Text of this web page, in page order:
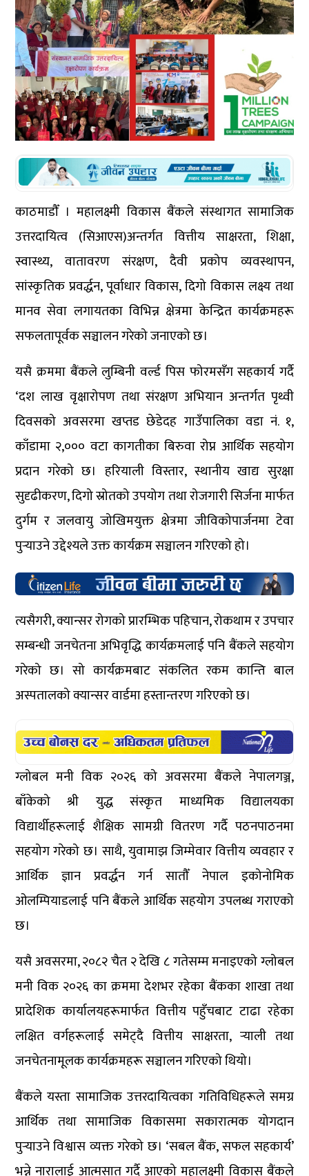
काठमाडौँ । महालक्ष्मी विकास बैंकले संस्थागत सामाजिक
उत्तरदायित्व (सिआएस)अन्तर्गत वित्तीय साक्षरता, शिक्षा,
स्वास्थ्य, वातावरण संरक्षण, दैवी प्रकोप व्यवस्थापन,
सांस्कृतिक प्रवर्द्धन, पूर्वाधार विकास, दिगो विकास लक्ष्य तथा
मानव सेवा लगायतका विभिन्न क्षेत्रमा केन्द्रित कार्यक्रमहरू
सफलतापूर्वक सञ्चालन गरेको जनाएको छ।
यसै क्रममा बैंकले लुम्बिनी वर्ल्ड पिस फोरमसँग सहकार्य गर्दै
‘दश लाख वृक्षारोपण तथा संरक्षण अभियान अन्तर्गत पृथ्वी
दिवसको अवसरमा खप्तड छेडेदह गाउँपालिका वडा नं. १,
काँडामा २,००० वटा कागतीका बिरुवा रोप्न आर्थिक सहयोग
प्रदान गरेको छ। हरियाली विस्तार, स्थानीय खाद्य सुरक्षा
सुदृढीकरण, दिगो स्रोतको उपयोग तथा रोजगारी सिर्जना मार्फत
दुर्गम र जलवायु जोखिमयुक्त क्षेत्रमा जीविकोपार्जनमा टेवा
पुर्‍याउने उद्देश्यले उक्त कार्यक्रम सञ्चालन गरिएको हो।
त्यसैगरी, क्यान्सर रोगको प्रारम्भिक पहिचान, रोकथाम र उपचार
सम्बन्धी जनचेतना अभिवृद्धि कार्यक्रमलाई पनि बैंकले सहयोग
गरेको छ। सो कार्यक्रमबाट संकलित रकम कान्ति बाल
अस्पतालको क्यान्सर वार्डमा हस्तान्तरण गरिएको छ।
ग्लोबल मनी विक २०२६ को अवसरमा बैंकले नेपालगञ्ज,
बाँकेको श्री युद्ध संस्कृत माध्यमिक विद्यालयका
विद्यार्थीहरूलाई शैक्षिक सामग्री वितरण गर्दै पठनपाठनमा
सहयोग गरेको छ। साथै, युवामाझ जिम्मेवार वित्तीय व्यवहार र
आर्थिक ज्ञान प्रवर्द्धन गर्न सातौँ नेपाल इकोनोमिक
ओलम्पियाडलाई पनि बैंकले आर्थिक सहयोग उपलब्ध गराएको
छ।
यसै अवसरमा, २०८२ चैत २ देखि ८ गतेसम्म मनाइएको ग्लोबल
मनी विक २०२६ का क्रममा देशभर रहेका बैंकका शाखा तथा
प्रादेशिक कार्यालयहरूमार्फत वित्तीय पहुँचबाट टाढा रहेका
लक्षित वर्गहरूलाई समेट्दै वित्तीय साक्षरता, र्‍याली तथा
जनचेतनामूलक कार्यक्रमहरू सञ्चालन गरिएको थियो।
बैंकले यस्ता सामाजिक उत्तरदायित्वका गतिविधिहरूले समग्र
आर्थिक तथा सामाजिक विकासमा सकारात्मक योगदान
पुर्‍याउने विश्वास व्यक्त गरेको छ। ‘सबल बैंक, सफल सहकार्य’
भन्ने नारालाई आत्मसात गर्दै आएको महालक्ष्मी विकास बैंकले